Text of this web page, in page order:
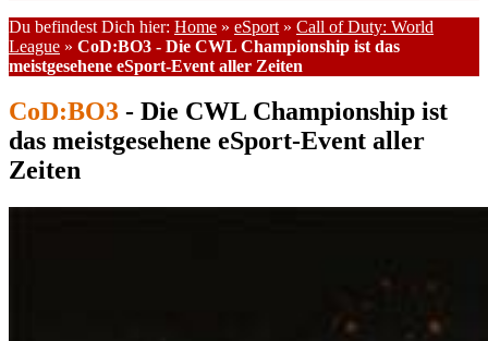
Du befindest Dich hier: Home » eSport » Call of Duty: World
League » CoD:BO3 - Die CWL Championship ist das
meistgesehene eSport-Event aller Zeiten
CoD:BO3 - Die CWL Championship ist
das meistgesehene eSport-Event aller
Zeiten